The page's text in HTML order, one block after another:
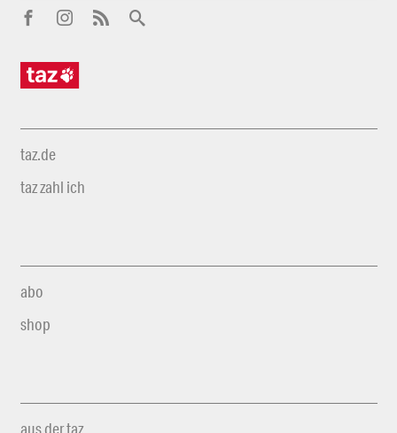
taz.de
taz zahl ich
abo
shop
aus der taz